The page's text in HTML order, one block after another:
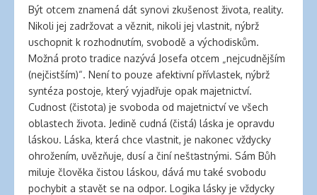
Být otcem znamená dát synovi zkušenost života, reality.
Nikoli jej zadržovat a věznit, nikoli jej vlastnit, nýbrž
uschopnit k rozhodnutím, svobodě a východiskům.
Možná proto tradice nazývá Josefa otcem „nejcudnějším
(nejčistším)“. Není to pouze afektivní přívlastek, nýbrž
syntéza postoje, který vyjadřuje opak majetnictví.
Cudnost (čistota) je svoboda od majetnictví ve všech
oblastech života. Jedině cudná (čistá) láska je opravdu
láskou. Láska, která chce vlastnit, je nakonec vždycky
ohrožením, uvězňuje, dusí a činí nešťastnými. Sám Bůh
miluje člověka čistou láskou, dává mu také svobodu
pochybit a stavět se na odpor. Logika lásky je vždycky